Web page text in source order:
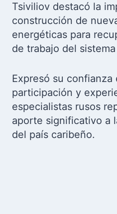
Tsiviliov destacó la
construcción de
energéticas para
de trabajo del
Expresó su confianza
participación y
especialistas rusos
aporte significativo a
del país caribeño.